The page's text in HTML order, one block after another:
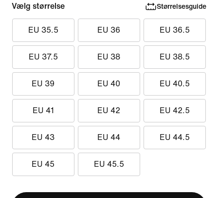
Vælg størrelse Størrelsesguide
EU 35.5 EU 36 EU 36.5
EU 37.5 EU 38 EU 38.5
EU 39 EU 40 EU 40.5
EU 41 EU 42 EU 42.5
EU 43 EU 44 EU 44.5
EU 45 EU 45.5